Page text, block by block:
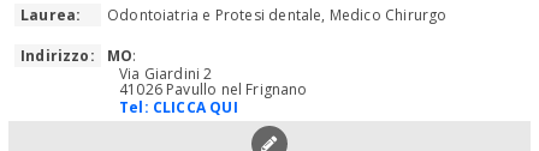
Laurea:
Odontoiatria e Protesi dentale, Medico Chirurgo
Indirizzo:
MO:
Via Giardini 2
41026 Pavullo nel Frignano
Tel: CLICCA QUI